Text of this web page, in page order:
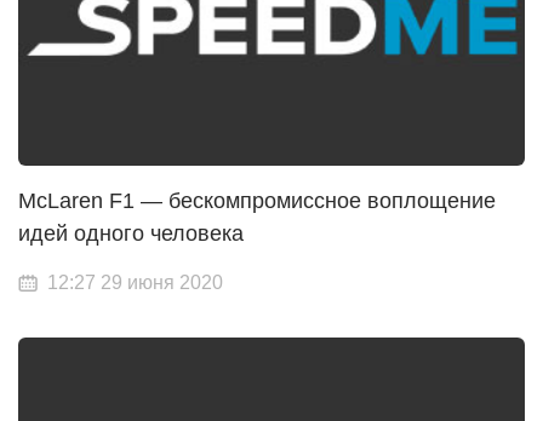
McLaren F1 — бескомпромиссное воплощение
идей одного человека
12:27 29 июня 2020